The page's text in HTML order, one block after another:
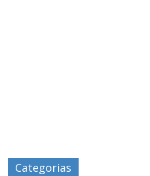
Categorias